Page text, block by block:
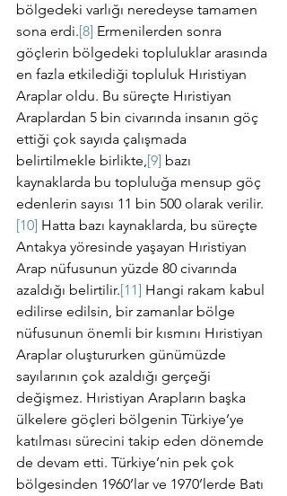
bölgedeki varlığı neredeyse tamamen
sona erdi.[8] Ermenilerden sonra
göçlerin bölgedeki topluluklar arasında
en fazla etkilediği topluluk Hıristiyan
Araplar oldu. Bu süreçte Hıristiyan
Araplardan 5 bin civarında insanın göç
ettiği çok sayıda çalışmada
belirtilmekle birlikte,[9] bazı
kaynaklarda bu topluluğa mensup göç
edenlerin sayısı 11 bin 500 olarak verilir.
[10] Hatta bazı kaynaklarda, bu süreçte
Antakya yöresinde yaşayan Hıristiyan
Arap nüfusunun yüzde 80 civarında
azaldığı belirtilir.[11] Hangi rakam kabul
edilirse edilsin, bir zamanlar bölge
nüfusunun önemli bir kısmını Hıristiyan
Araplar oluştururken günümüzde
sayılarının çok azaldığı gerçeği
değişmez. Hıristiyan Arapların başka
ülkelere göçleri bölgenin Türkiye’ye
katılması sürecini takip eden dönemde
de devam etti. Türkiye’nin pek çok
bölgesinden 1960’lar ve 1970’lerde Batı